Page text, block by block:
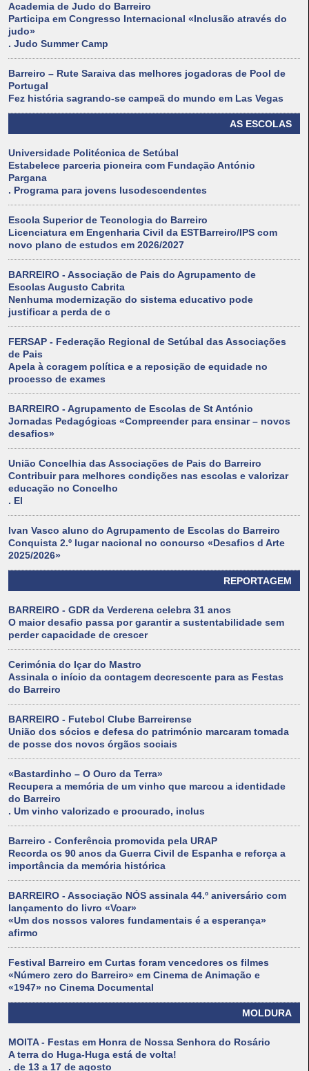
Academia de Judo do Barreiro
Participa em Congresso Internacional «Inclusão através do
judo»
. Judo Summer Camp
Barreiro – Rute Saraiva das melhores jogadoras de Pool de
Portugal
Fez história sagrando-se campeã do mundo em Las Vegas
AS ESCOLAS
Universidade Politécnica de Setúbal
Estabelece parceria pioneira com Fundação António
Pargana
. Programa para jovens lusodescendentes
Escola Superior de Tecnologia do Barreiro
Licenciatura em Engenharia Civil da ESTBarreiro/IPS com
novo plano de estudos em 2026/2027
BARREIRO - Associação de Pais do Agrupamento de
Escolas Augusto Cabrita
Nenhuma modernização do sistema educativo pode
justificar a perda de c
FERSAP - Federação Regional de Setúbal das Associações
de Pais
Apela à coragem política e a reposição de equidade no
processo de exames
BARREIRO - Agrupamento de Escolas de St António
Jornadas Pedagógicas «Compreender para ensinar – novos
desafios»
União Concelhia das Associações de Pais do Barreiro
Contribuir para melhores condições nas escolas e valorizar
educação no Concelho
. El
Ivan Vasco aluno do Agrupamento de Escolas do Barreiro
Conquista 2.º lugar nacional no concurso «Desafios d Arte
2025/2026»
REPORTAGEM
BARREIRO - GDR da Verderena celebra 31 anos
O maior desafio passa por garantir a sustentabilidade sem
perder capacidade de crescer
Cerimónia do Içar do Mastro
Assinala o início da contagem decrescente para as Festas
do Barreiro
BARREIRO - Futebol Clube Barreirense
União dos sócios e defesa do património marcaram tomada
de posse dos novos órgãos sociais
«Bastardinho – O Ouro da Terra»
Recupera a memória de um vinho que marcou a identidade
do Barreiro
. Um vinho valorizado e procurado, inclus
Barreiro - Conferência promovida pela URAP
Recorda os 90 anos da Guerra Civil de Espanha e reforça a
importância da memória histórica
BARREIRO - Associação NÓS assinala 44.º aniversário com
lançamento do livro «Voar»
«Um dos nossos valores fundamentais é a esperança»
afirmo
Festival Barreiro em Curtas foram vencedores os filmes
«Número zero do Barreiro» em Cinema de Animação e
«1947» no Cinema Documental
MOLDURA
MOITA - Festas em Honra de Nossa Senhora do Rosário
A terra do Huga-Huga está de volta!
. de 13 a 17 de agosto